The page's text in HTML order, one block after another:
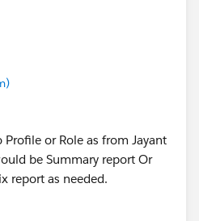
or Role as from Jayant
be Summary report Or
report as needed.